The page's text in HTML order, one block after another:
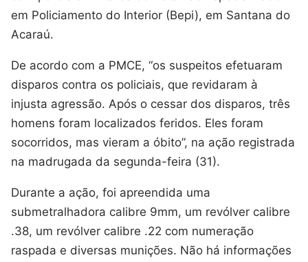
em Policiamento do Interior (Bepi), em Santana do
Acaraú.
De acordo com a PMCE, “os suspeitos efetuaram
disparos contra os policiais, que revidaram à
injusta agressão. Após o cessar dos disparos, três
homens foram localizados feridos. Eles foram
socorridos, mas vieram a óbito”, na ação registrada
na madrugada da segunda-feira (31).
Durante a ação, foi apreendida uma
submetralhadora calibre 9mm, um revólver calibre
.38, um revólver calibre .22 com numeração
raspada e diversas munições. Não há informações